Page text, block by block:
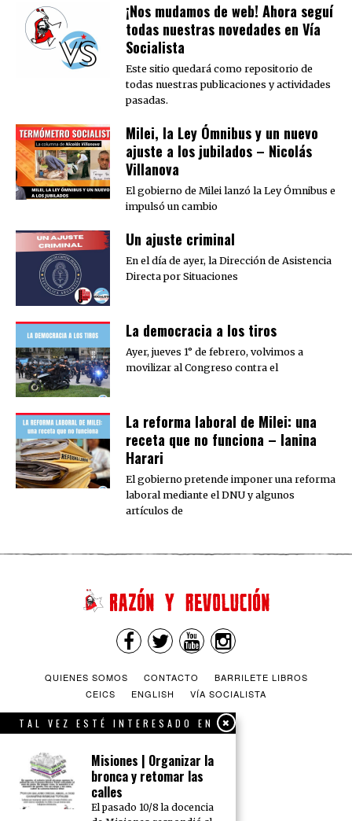
¡Nos mudamos de web! Ahora seguí
todas nuestras novedades en Vía
Socialista
Este sitio quedará como repositorio de
todas nuestras publicaciones y actividades
pasadas.
Milei, la Ley Ómnibus y un nuevo
ajuste a los jubilados – Nicolás
Villanova
El gobierno de Milei lanzó la Ley Ómnibus e
impulsó un cambio
Un ajuste criminal
En el día de ayer, la Dirección de Asistencia
Directa por Situaciones
La democracia a los tiros
Ayer, jueves 1° de febrero, volvimos a
movilizar al Congreso contra el
La reforma laboral de Milei: una
receta que no funciona – Ianina
Harari
El gobierno pretende imponer una reforma
laboral mediante el DNU y algunos
artículos de
QUIENES SOMOS CONTACTO
BARRILETE LIBROS
CEICS
ENGLISH VÍA SOCIALISTA
TAL VEZ ESTÉ INTERESADO EN
Misiones | Organizar la
bronca y retomar las
calles
El pasado 10/8 la docencia